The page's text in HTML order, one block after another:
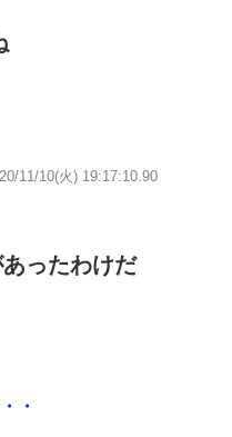
11/10(火) 19:17:10.90
ったわけだ
・